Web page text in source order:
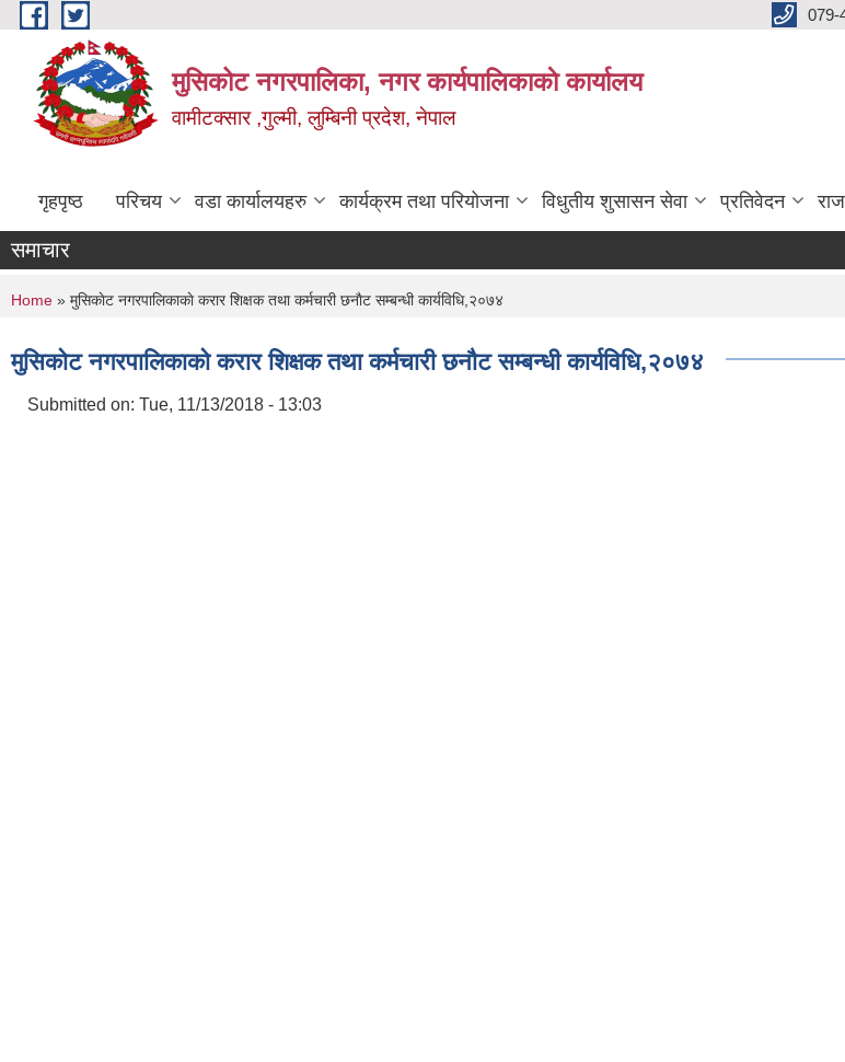
Skip to main content 079-
मुसिकोट नगरपालिका, नगर कार्यपालिकाकाे कार्यालय
वामीटक्सार ,गुल्मी, लुम्बिनी प्रदेश, नेपाल
गृहपृष्ठ परिचय वडा कार्यालयहरु कार्यक्रम तथा परियोजना विधुतीय शुसासन सेवा प्रतिवेदन
समाचार
You are here
Home » मुसिकाेट नगरपालिकाकाे करार शिक्षक तथा कर्मचारी छनाैट सम्बन्धी कार्यविधि,२०७४
मुसिकाेट नगरपालिकाकाे करार शिक्षक तथा कर्मचारी छनाैट सम्बन्धी कार्यविधि,२०७४
Submitted on: Tue, 11/13/2018 - 13:03